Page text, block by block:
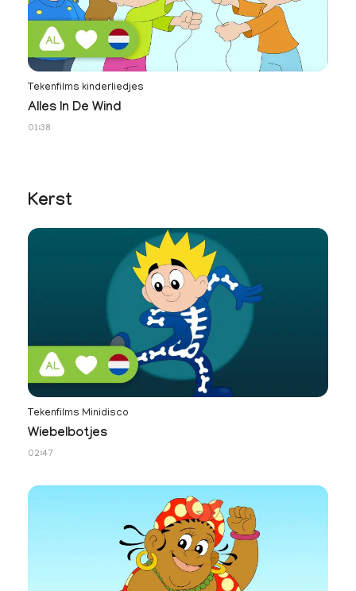
Tekenfilms kinderliedjes
Alles In De Wind
01:38
Kerst
Tekenfilms Minidisco
Wiebelbotjes
02:47